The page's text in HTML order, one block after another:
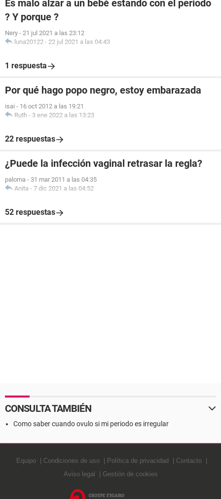
Es malo alzar a un bebé estando con el periodo
? Y porque ?
Nery - 21 jul 2021 a las 23:12
luna20122 - 22 jul 2021 a las 04:43
1 respuesta
Por qué hago popo negro, estoy embarazada
isai - 16 oct 2012 a las 19:21
Ruth - 3 ene 2022 a las 13:23
22 respuestas
¿Puede la infección vaginal retrasar la regla?
paloma - 31 mar 2011 a las 04:35
Anita - 7 dic 2021 a las 04:52
52 respuestas
CONSULTA TAMBIÉN
Como saber cuando ovulo si mi periodo es irregular
Equipo Condiciones de uso Política de privacidad
Contacto
Aviso legal
Gestión de cookies